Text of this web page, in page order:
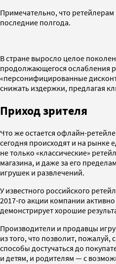
Примечательно, что
последние полгода.
В стране выросло целое
продолжающегося ослабления
«персонифицированные
снижать издержки, предлагая
Приход зрителя
Что же остается офлайн-
сегодня происходят и на рынке
не только «классические»
магазина, и даже за его
игрушек и развлечений.
У известного российского
2017-го акции компании
демонстрирует хорошие
Производители и продавцы
из того, что позволит,
способы достучаться до
и детям, и родителям — с